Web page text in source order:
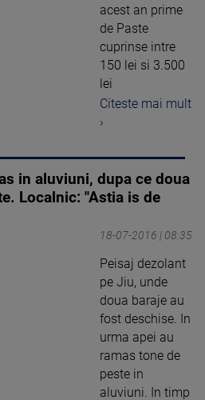
acest an prime
de Paste
cuprinse intre
150 lei si 3.500
lei
Citeste mai mult
›
in aluviuni, dupa ce doua
Localnic: "Astia is de
18-07-2016 | 08:35
Peisaj dezolant
pe Jiu, unde
doua baraje au
fost deschise. In
urma apei au
ramas tone de
peste in
aluviuni. In timp